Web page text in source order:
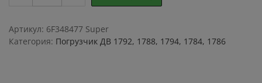
348-
4
MVQ
Артикул: 6F348477 Super
Категория: Погрузчик ДВ 1792, 1788, 1794, 1784, 1786